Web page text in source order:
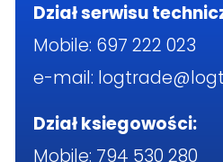
Dział serwisu
Mobile: 697 222 023
e-mail:
Dział ksiegowości:
Mobile: 794 530 280